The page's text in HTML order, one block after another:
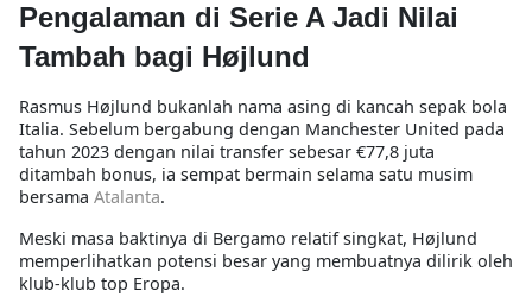
Pengalaman di Serie A Jadi Nilai
Tambah bagi Højlund
Rasmus Højlund bukanlah nama asing di kancah sepak bola
Italia. Sebelum bergabung dengan Manchester United pada
tahun 2023 dengan nilai transfer sebesar €77,8 juta
ditambah bonus, ia sempat bermain selama satu musim
bersama Atalanta.
Meski masa baktinya di Bergamo relatif singkat, Højlund
memperlihatkan potensi besar yang membuatnya dilirik oleh
klub-klub top Eropa.